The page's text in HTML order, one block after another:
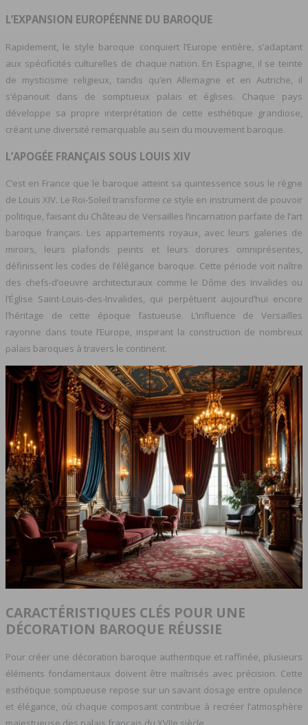
L’EXPANSION EUROPÉENNE DU BAROQUE
Rapidement, le style baroque conquiert l’Europe entière, s’adaptant
aux spécificités culturelles de chaque nation. En Espagne, il se teinte
de mysticisme religieux, tandis qu’en Allemagne et en Autriche, il
s’épanouit dans de somptueux palais et églises. Chaque pays
développe sa propre interprétation de cette esthétique grandiose,
créant une diversité remarquable au sein du mouvement baroque.
L’APOGÉE FRANÇAIS SOUS LOUIS XIV
C’est en France que le baroque atteint sa quintessence sous le règne
de Louis XIV. Le Roi-Soleil transforme ce style en instrument de pouvoir
politique, faisant du Château de Versailles l’incarnation parfaite de l’art
baroque français. Les appartements royaux, avec leurs galeries de
miroirs, leurs plafonds peints et leurs dorures omniprésentes,
définissent les codes de l’élégance baroque. Cette période voit naître
des chefs-d’oeuvre architecturaux comme le Dôme des Invalides ou
l’Église Saint-Louis-des-Invalides, qui perpétuent aujourd’hui encore
l’héritage de cette époque fastueuse. L’influence de Versailles
rayonne dans toute l’Europe, inspirant la construction de nombreux
palais baroques à travers le continent.
CARACTÉRISTIQUES CLÉS POUR UNE
DÉCORATION BAROQUE RÉUSSIE
Pour créer une décoration baroque authentique et raffinée, plusieurs
éléments fondamentaux doivent être maîtrisés avec précision. Cette
esthétique somptueuse repose sur un savant dosage entre opulence
et élégance, où chaque composant contribue à recréer l’atmosphère